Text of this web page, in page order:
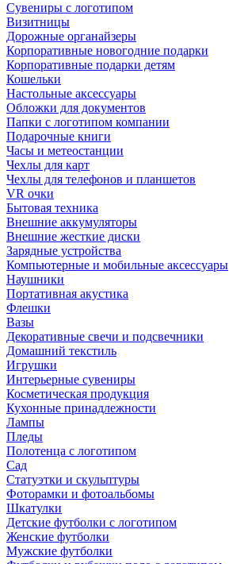
Сувениры с логотипом
Визитницы
Дорожные органайзеры
Корпоративные новогодние подарки
Корпоративные подарки детям
Кошельки
Настольные аксессуары
Обложки для документов
Папки с логотипом компании
Подарочные книги
Часы и метеостанции
Чехлы для карт
Чехлы для телефонов и планшетов
VR очки
Бытовая техника
Внешние аккумуляторы
Внешние жесткие диски
Зарядные устройства
Компьютерные и мобильные аксессуары
Наушники
Портативная акустика
Флешки
Вазы
Декоративные свечи и подсвечники
Домашний текстиль
Игрушки
Интерьерные сувениры
Косметическая продукция
Кухонные принадлежности
Лампы
Пледы
Полотенца с логотипом
Сад
Статуэтки и скульптуры
Фоторамки и фотоальбомы
Шкатулки
Детские футболки с логотипом
Женские футболки
Мужские футболки